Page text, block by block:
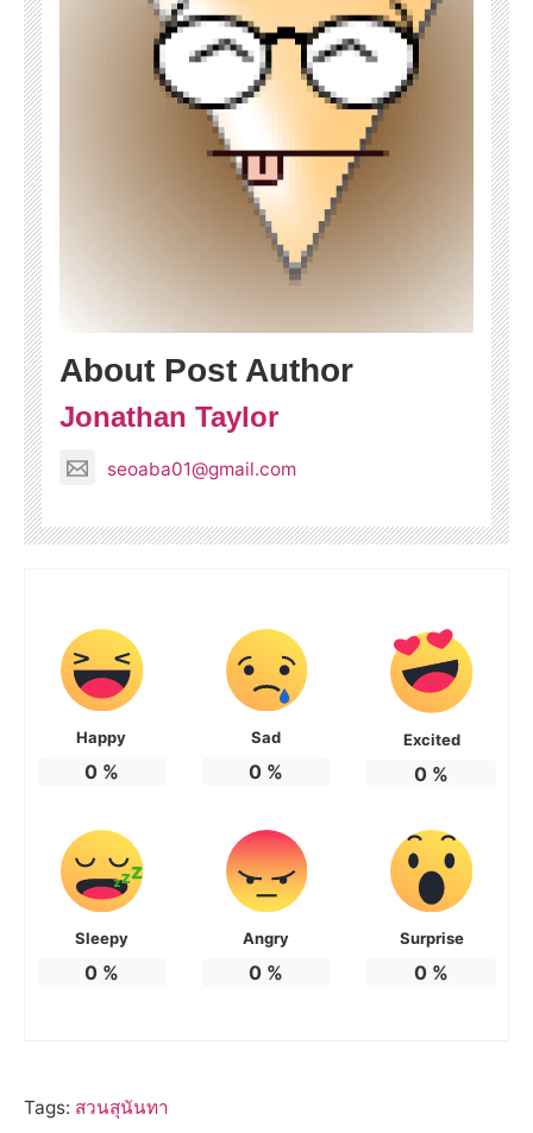
About Post Author
Jonathan Taylor
seoaba01@gmail.com
Happy
0%
Sad
0 %
Excited
0 %
Sleepy
0%
Angry
0 %
Surprise
0 %
Tags: สวนสุนันทา